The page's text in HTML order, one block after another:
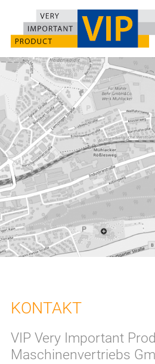
HOME
ÜBER UNS
PRODUKTE
KONTAKT
AGB
DATENSCHUTZ
KONTAKT
VIP Very Important
Maschinenvertriebs